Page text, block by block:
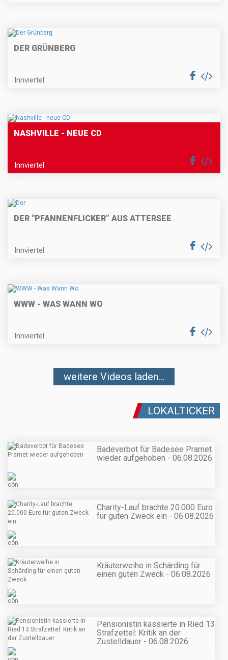
DER GRÜNBERG
Innviertel
NASHVILLE - NEUE CD
Innviertel
DER "PFANNENFLICKER” AUS ATTERSEE
Innviertel
WWW - WAS WANN WO
Innviertel
weitere Videos laden...
LOKALTICKER
Badeverbot für Badesee Pramet
wieder aufgehoben - 06.08.2026
Charity-Lauf brachte 20.000 Euro
für guten Zweck ein - 06.08.2026
Kräuterweihe in Schärding für
einen guten Zweck - 06.08.2026
Pensionistin kassierte in Ried 13
Strafzettel: Kritik an der
Zustelldauer - 06.08.2026